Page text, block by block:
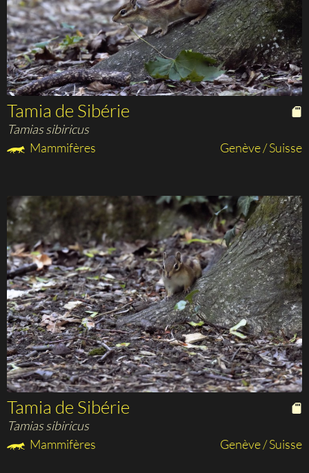
Tamia de Sibérie
Tamias sibiricus
Mammifères
Genève / Suisse
Tamia de Sibérie
Tamias sibiricus
Mammifères
Genève / Suisse